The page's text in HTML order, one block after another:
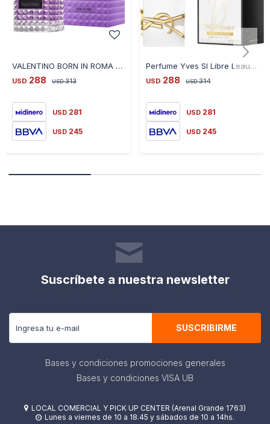
VALENTINO BORN IN ROMA PURPLE MELANCHOLIA EDP 100ML
USD 288 USD 313
USD 281
USD 245
Perfume Yves Sl Libre Leau Nue Edp 90M
USD 288 USD 314
USD 281
USD 245
Suscríbete a nuestra newsletter
SUSCRIBIRME
Bases y condiciones promociones generales
Bases y condiciones VISA UB
 LOCAL COMERCIAL Y PICK UP CENTER (Arenal Grande 1763)
 Lunes a viernes de 10 a 18.45 y sábados de 10 a 14hs.